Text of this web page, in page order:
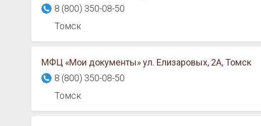
8 (800) 350-08-50
Томск
МФЦ «Мои документы» ул. Елизаровых, 2А, Томск
8 (800) 350-08-50
Томск